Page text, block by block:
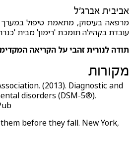
אביבית אברג'ל
מרפאה בעיסוק, מתאמת טיפול במערך
עובדת בקהילה תומכת 'רימון' מבית
תודה לנורית זהבי על הקריאה
מקורות
(2013). Diagnostic and
disorders (DSM-5®).
them before they fall. New York,